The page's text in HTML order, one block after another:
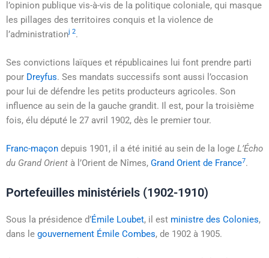
l’opinion publique vis-à-vis de la politique coloniale, qui masque
les pillages des territoires conquis et la violence de
l’administrationj 2.
Ses convictions laïques et républicaines lui font prendre parti
pour Dreyfus. Ses mandats successifs sont aussi l’occasion
pour lui de défendre les petits producteurs agricoles. Son
influence au sein de la gauche grandit. Il est, pour la troisième
fois, élu député le 27 avril 1902, dès le premier tour.
Franc-maçon depuis 1901, il a été initié au sein de la loge L’Écho
du Grand Orient à l’Orient de Nîmes, Grand Orient de France7.
Portefeuilles ministériels (1902-1910)
Sous la présidence d’Émile Loubet, il est ministre des Colonies,
dans le gouvernement Émile Combes, de 1902 à 1905.